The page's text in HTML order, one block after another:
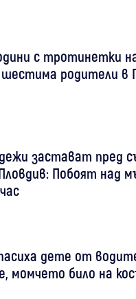
с тротинетки
шестима родители в
застават пред
Побоят над
дете от
момчето било на